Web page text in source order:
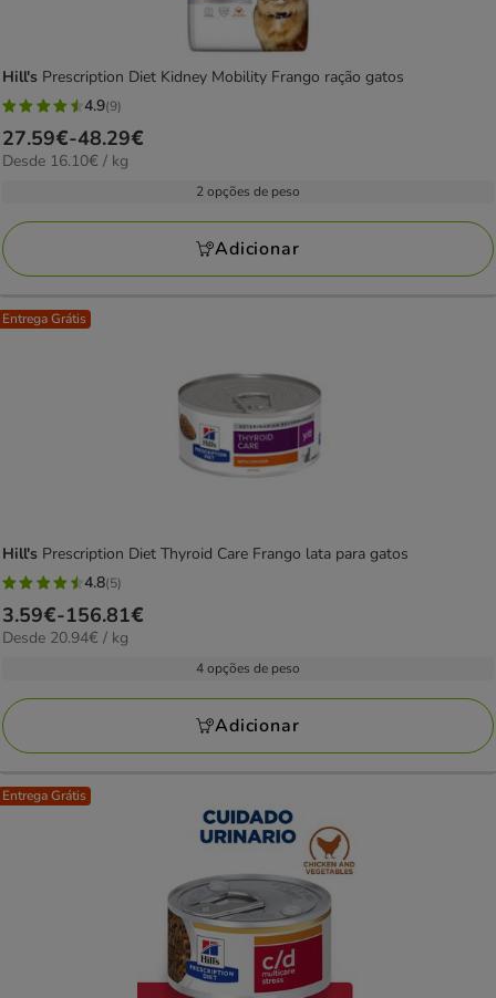
Hill's Prescription Diet Kidney Mobility Frango ração gatos
4.9
estrelas
com
avaliações
4.9(9)
Preço
de
48.29€
27.59€-48.29€
16.10€
Desde 16.10€ / kg
2 opções de peso
Adicionar
Entrega Grátis
Hill's Prescription Diet Thyroid Care Frango lata para gatos
4.8
estrelas
com
avaliações
4.8(5)
Preço
de
156.81€
3.59€-156.81€
20.94€
Desde 20.94€ / kg
4 opções de peso
Adicionar
Entrega Grátis